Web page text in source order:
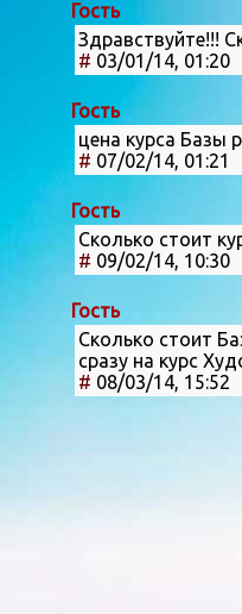
Гость
Здравствуйте!!!
# 03/01/14, 01:20
Гость
цена курса Базы
# 07/02/14, 01:21
Гость
Сколько стоит
# 09/02/14, 10:30
Гость
Сколько стоит
сразу на курс
# 08/03/14, 15:52